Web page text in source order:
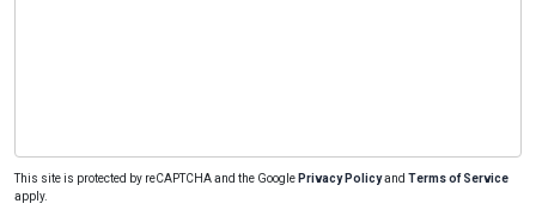
This site is protected by reCAPTCHA and the Google Privacy Policyand Terms of Service
apply.